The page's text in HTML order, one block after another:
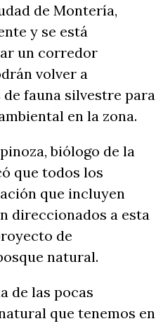
de Montería,
y se está
un corredor
volver a
fauna silvestre para
en la zona.
biólogo de la
que todos los
que incluyen
direccionados a esta
de
natural.
de las pocas
que tenemos en